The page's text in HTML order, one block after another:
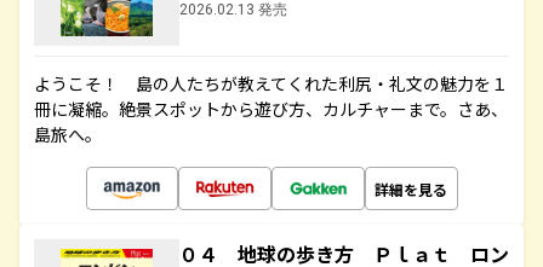
2026.02.13 発売
ようこそ！ 島の人たちが教えてくれた利尻・礼文の魅力を１
冊に凝縮。絶景スポットから遊び方、カルチャーまで。さあ、
島旅へ。
詳細を見る
０４ 地球の歩き方 Ｐｌａｔ ロン